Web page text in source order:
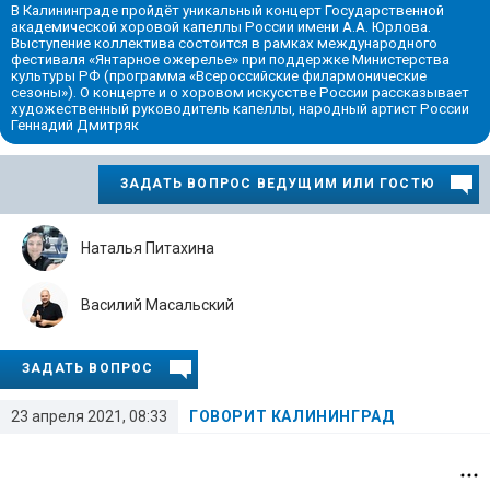
В Калининграде пройдёт уникальный концерт Государственной
академической хоровой капеллы России имени А.А. Юрлова.
Выступение коллектива состоится в рамках международного
фестиваля «Янтарное ожерелье» при поддержке Министерства
культуры РФ (программа «Всероссийские филармонические
сезоны»). О концерте и о хоровом искусстве России рассказывает
художественный руководитель капеллы, народный артист России
Геннадий Дмитряк
ЗАДАТЬ ВОПРОС ВЕДУЩИМ ИЛИ ГОСТЮ
23 апреля 2021, 08:33 ГОВОРИТ КАЛИНИНГРАД
Наталья Питахина
Василий Масальский
ЗАДАТЬ ВОПРОС